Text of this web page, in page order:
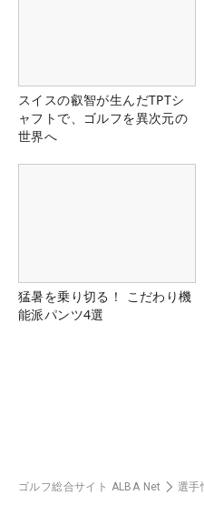
スイスの叡智が生んだTPTシ
ャフトで、ゴルフを異次元の
世界へ
猛暑を乗り切る！ こだわり機
能派パンツ4選
ゴルフ総合サイト ALBA Net 選手